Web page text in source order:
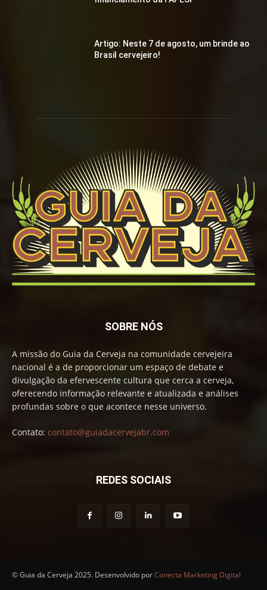
Artigo: Neste 7 de agosto, um brinde ao
Brasil cervejeiro!
SOBRE NÓS
A missão do Guia da Cerveja na comunidade cervejeira
nacional é a de proporcionar um espaço de debate e
divulgação da efervescente cultura que cerca a cerveja,
oferecendo informação relevante e atualizada e análises
profundas sobre o que acontece nesse universo.
Contato: contato@guiadacervejabr.com
REDES SOCIAIS
© Guia da Cerveja 2025. Desenvolvido porConecta Marketing Digital